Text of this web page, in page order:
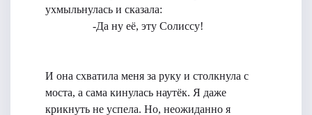
ухмыльнулась и сказала:
-Да ну её, эту Солиссу!
И она схватила меня за руку и столкнула с
моста, а сама кинулась наутёк. Я даже
крикнуть не успела. Но, неожиданно я